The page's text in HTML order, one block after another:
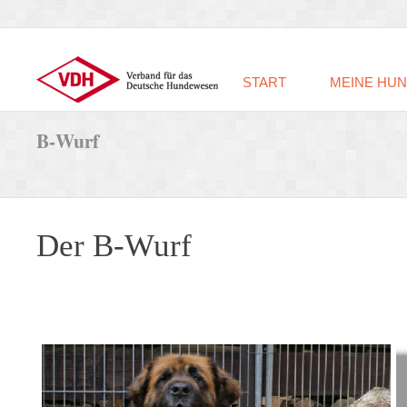
START MEINE
B-Wurf
Der B-Wurf